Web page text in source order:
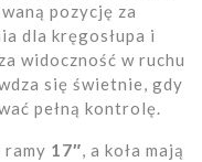
pozycję za
dla kręgosłupa i
widoczność w ruchu
się świetnie, gdy
pełną kontrolę.
17″, a koła mają